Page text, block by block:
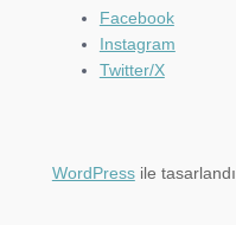
Facebook
Instagram
Twitter/X
WordPressile tasarlandı